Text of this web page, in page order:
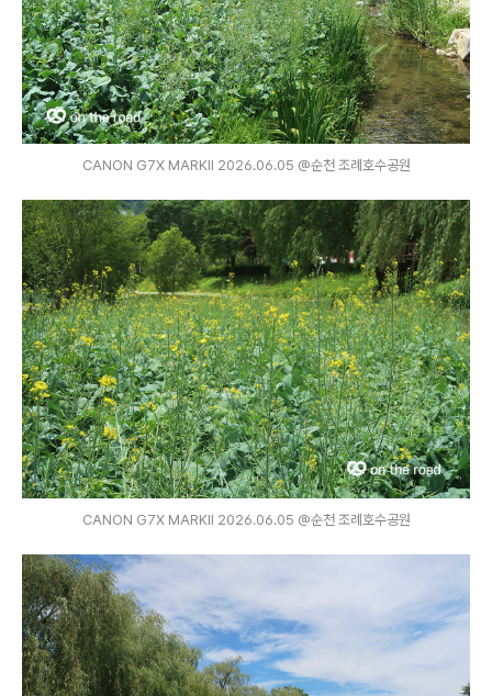
CANON G7X MARKⅡ 2026.06.05 @순천 조례호수공원
CANON G7X MARKⅡ 2026.06.05 @순천 조례호수공원